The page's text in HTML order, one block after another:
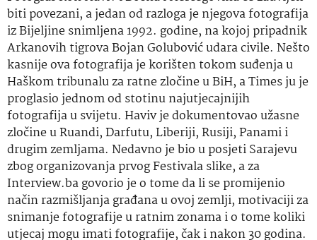
biti povezani, a jedan od razloga je njegova fotografija
iz Bijeljine snimljena 1992. godine, na kojoj pripadnik
Arkanovih tigrova Bojan Golubović udara civile. Nešto
kasnije ova fotografija je korišten tokom suđenja u
Haškom tribunalu za ratne zločine u BiH, a Times ju je
proglasio jednom od stotinu najutjecajnijih
fotografija u svijetu. Haviv je dokumentovao užasne
zločine u Ruandi, Darfutu, Liberiji, Rusiji, Panami i
drugim zemljama. Nedavno je bio u posjeti Sarajevu
zbog organizovanja prvog Festivala slike, a za
Interview.ba govorio je o tome da li se promijenio
način razmišljanja građana u ovoj zemlji, motivaciji za
snimanje fotografije u ratnim zonama i o tome koliki
utjecaj mogu imati fotografije, čak i nakon 30 godina.